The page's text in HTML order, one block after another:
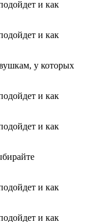
у которых